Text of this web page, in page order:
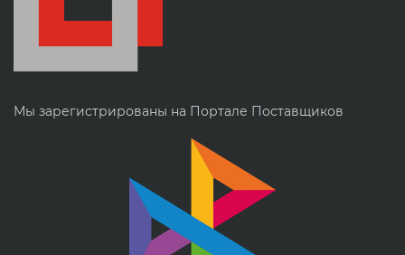
Мы зарегистрированы на Портале Поставщиков